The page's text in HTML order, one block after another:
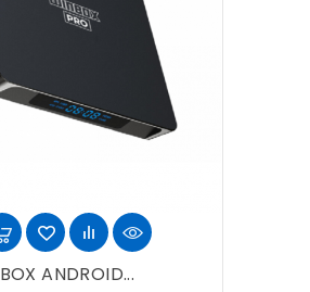
BOX ANDROID...